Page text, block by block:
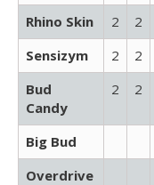
Rhino Skin
2 2
Sensizym
2 2
Bud
Candy
2 2
Big Bud
Overdrive